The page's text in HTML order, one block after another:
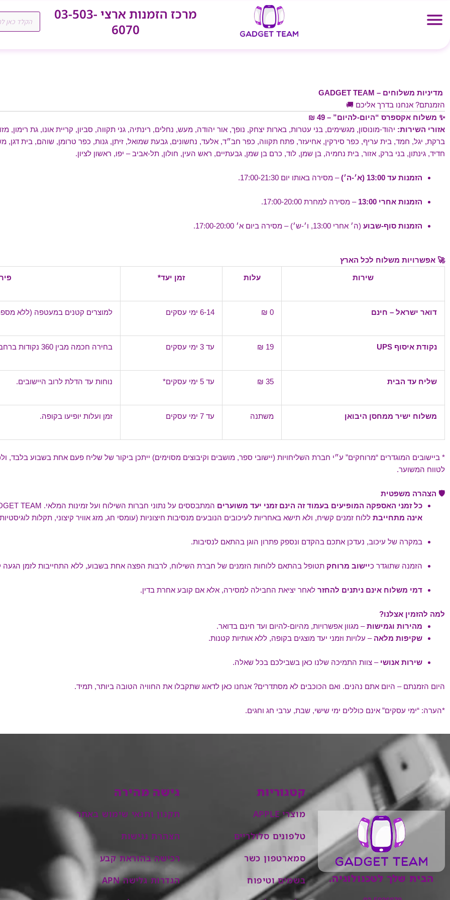
לתוכן
מרכז הזמנות ארצי 03-503-
6070
Products
search
מדיניות משלוחים – GADGET TEAM
הזמנתם? אנחנו בדרך אליכם 🚚
✨ משלוח אקספרס “היום-להיום” – 49 ₪
אזורי השירות: יהוד-מונוסון, מגשימים, בני עטרות, בארות יצחק, נופך, אור יהודה, מעש, נחלים, רינתיה, גני תקווה, סביון, קריית אונו, גת רימון,
ברקת, יגל, חמד, בית עריף, כפר סירקין, אחיעזר, פתח תקווה, כפר חב״ד, אלעד, נחשונים, גבעת שמואל, זיתן, גנות, כפר טרומן, שוהם, בית
חדיד, גינתון, בני ברק, אזור, בית נחמיה, בן שמן, לוד, כרם בן שמן, גבעתיים, ראש העין, חולון, תל-אביב – יפו, ראשון לציון.
הזמנות עד 13:00 (א׳-ה׳) – מסירה באותו יום 17:00-21:30.
הזמנות אחרי 13:00 – מסירה למחרת 17:00-20:00.
הזמנות סוף-שבוע (ה׳ אחרי 13:00, ו׳-ש׳) – מסירה ביום א׳ 17:00-20:00.
🚀 אפשרויות משלוח לכל הארץ
שירות עלות זמן יעד*
דואר ישראל – חינם 0 ₪ ‎6-14 ימי עסקים למוצרים קטנים במעטפה (ללא
נקודת איסוף UPS 19 ₪ עד ‎3 ימי עסקים בחירה חכמה מבין 360 נקודות ברחבי הארץ.
שליח עד הבית 35 ₪ עד ‎5 ימי עסקים* נוחות עד הדלת לרוב היישובים.
משלוח ישיר ממחסן היבואן משתנה עד ‎7 ימי עסקים זמן ועלות יופיעו בקופה.
* ביישובים המוגדרים “מרוחקים” ע״י חברת השליחויות (יישובי ספר, מושבים וקיבוצים מסוימים) ייתכן ביקור של שליח פעם אחת בשבוע
לטווח המשוער.
🛡️ הצהרה משפטית
כל זמני האספקה המופיעים בעמוד זה הינם זמני יעד משוערים המתבססים על נתוני חברות השילוח ועל זמינות המלאי. GADGET TEAM עושה כל מאמץ לעמוד בהם, אך
אינה מתחייבת ללוח זמנים קשיח, ולא תישא באחריות לעיכובים הנובעים מנסיבות חיצוניות (עומסי חג, מזג אוויר קיצוני, תקלות
במקרה של עיכוב, נעדכן אתכם בהקדם ונספק פתרון הוגן בהתאם לנסיבות.
הזמנה שתוגדר כיישוב מרוחק תטופל בהתאם ללוחות הזמנים של חברת השילוח, לרבות הפצה אחת בשבוע, ללא התחייבות לזמן הגעה
דמי משלוח אינם ניתנים להחזר לאחר יציאת החבילה למסירה, אלא אם קובע אחרת בדין.
למה להזמין אצלנו?
מהירות וגמישות– מגוון אפשרויות, מהיום-להיום ועד חינם בדואר.
שקיפות מלאה – עלויות וזמני יעד מוצגים בקופה, ללא אותיות קטנות.
שירות אנושי – צוות התמיכה שלנו כאן בשבילכם בכל שאלה.
היום הזמנתם – היום אתם נהנים. ואם הכוכבים לא מסתדרים? אנחנו כאן לדאוג שתקבלו את החוויה הטובה ביותר, תמיד.
*הערה: “ימי עסקים” אינם כוללים ימי שישי, שבת, ערבי חג וחגים.
הבית שלך לטכנולוגיה.
קטגוריות
מוצרי APPLE
טלפונים סלולריים
סמארטפון כשר
בשמים וטיפוח
גישה מהירה
תקנון ותנאי שימוש באתר
הצהרת נגישות
רכישה בהוראת קבע
הגדרות גלישה APN